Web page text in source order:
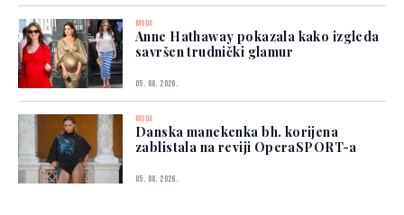
MODA
Anne Hathaway pokazala kako izgleda
savršen trudnički glamur
05. 08. 2026.
MODA
Danska manekenka bh. korijena
zablistala na reviji OperaSPORT-a
05. 08. 2026.